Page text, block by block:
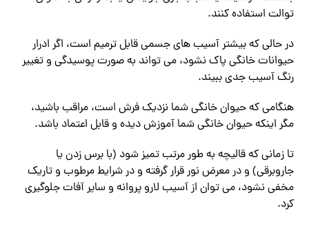
توالت استفاده کنند.
در حالی که بیشتر آسیب های جسمی قابل ترمیم است، اگر ادرار
حیوانات خانگی پاک نشود، می تواند به صورت پوسیدگی و تغییر
رنگ آسیب جدی ببیند.
هنگامی که حیوان خانگی شما نزدیک فرش است، مراقب باشید،
مگر اینکه حیوان خانگی شما آموزش دیده و قابل اعتماد باشد.
تا زمانی که قالیچه به طور مرتب تمیز شود (با برس زدن یا
جاروبرقی) و در معرض نور قرار گرفته و در شرایط مرطوب و تاریک
مخفی نشود، می توان از آسیب لارو پروانه و سایر آفات جلوگیری
کرد.